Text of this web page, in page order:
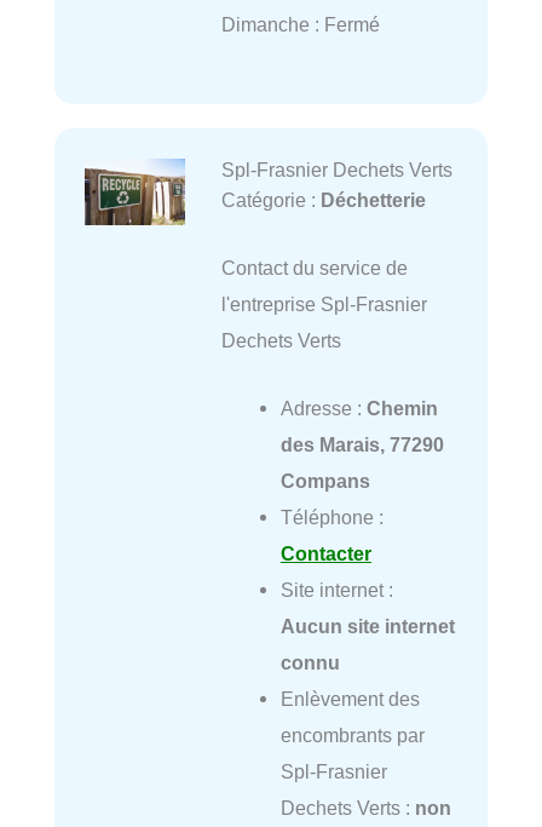
Dimanche : Fermé
Spl-Frasnier Dechets Verts
Catégorie : Déchetterie
Contact du service de
l'entreprise Spl-Frasnier
Dechets Verts
Adresse : Chemin
des Marais, 77290
Compans
Téléphone :
Contacter
Site internet :
Aucun site internet
connu
Enlèvement des
encombrants par
Spl-Frasnier
Dechets Verts : non